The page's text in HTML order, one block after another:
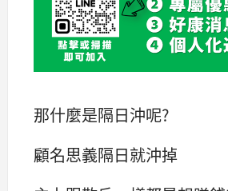
那什麼是隔日沖呢?
顧名思義隔日就沖掉